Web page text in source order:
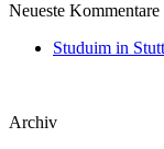
Neueste Kommentare
Studuim in
Archiv